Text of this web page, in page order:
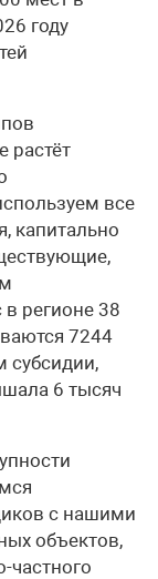
году
растёт
все
капитально
в регионе 38
7244
субсидии,
6 тысяч
с нашими
объектов,
частного